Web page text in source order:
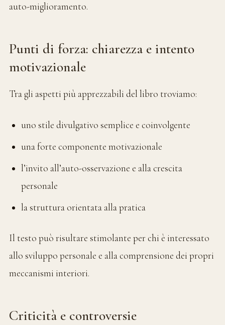
auto-miglioramento.
Punti di forza: chiarezza e intento
motivazionale
Tra gli aspetti più apprezzabili del libro troviamo:
uno stile divulgativo semplice e coinvolgente
una forte componente motivazionale
l’invito all’auto-osservazione e alla crescita
personale
la struttura orientata alla pratica
Il testo può risultare stimolante per chi è interessato
allo sviluppo personale e alla comprensione dei propri
meccanismi interiori.
Criticità e controversie